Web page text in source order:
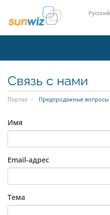
Русский
Связь с нами
Портал Предпродажные вопросы
Имя
Email-адрес
Тема